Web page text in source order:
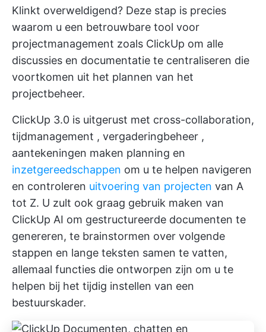
Klinkt overweldigend? Deze stap is precies
waarom u een betrouwbare tool voor
projectmanagement zoals ClickUp om alle
discussies en documentatie te centraliseren die
voortkomen uit het plannen van het
projectbeheer.
ClickUp 3.0 is uitgerust met cross-collaboration,
tijdmanagement , vergaderingbeheer ,
aantekeningen maken planning en
inzetgereedschappen om u te helpen navigeren
en controleren uitvoering van projecten van A
tot Z. U zult ook graag gebruik maken van
ClickUp AI om gestructureerde documenten te
genereren, te brainstormen over volgende
stappen en lange teksten samen te vatten,
allemaal functies die ontworpen zijn om u te
helpen bij het tijdig instellen van een
bestuurskader.